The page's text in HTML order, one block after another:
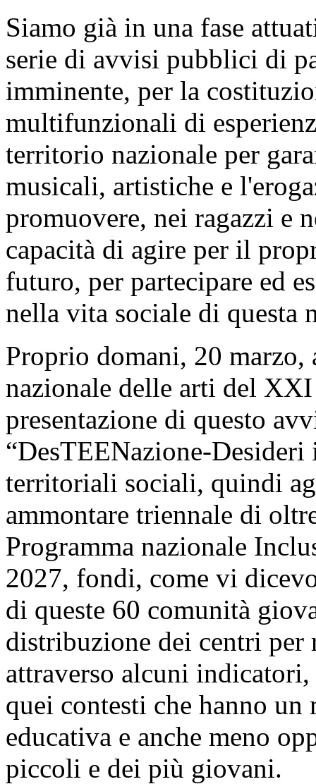
Siamo già in una fase
serie di avvisi pubblici di
imminente, per la
multifunzionali di
territorio nazionale per
musicali, artistiche e
promuovere, nei ragazzi e
capacità di agire per il
futuro, per partecipare ed
nella vita sociale di questa
Proprio domani, 20
nazionale delle arti del
presentazione di questo
“DesTEENazione-
territoriali sociali, quindi
ammontare triennale di
Programma nazionale
2027, fondi, come vi
di queste 60 comunità
distribuzione dei centri per
attraverso alcuni
quei contesti che hanno
educativa e anche meno
piccoli e dei più giovani.